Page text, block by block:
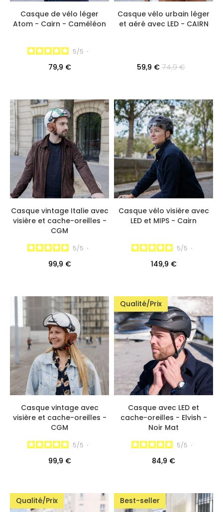
Casque de vélo léger
Atom - Cairn - Caméléon
5/5 -
79,9 €
Casque vélo urbain léger
et aéré avec LED - CAIRN
59,9 € 74,9 €
Casque vintage Italie avec
visière et cache-oreilles -
CGM
5/5 -
99,9 €
Casque vélo visière avec
LED et MIPS - Cairn
5/5 -
149,9 €
Casque vintage avec
visière et cache-oreilles -
CGM
5/5 -
99,9 €
Qualité/Prix
Casque avec LED et
cache-oreilles - Elvish -
Noir Mat
5/5 -
84,9 €
Qualité/Prix Best-seller